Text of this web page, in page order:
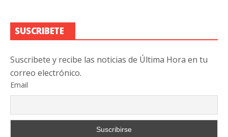
SUSCRIBETE
Suscribete y recibe las noticias de Última Hora en tu
correo electrónico.
Email